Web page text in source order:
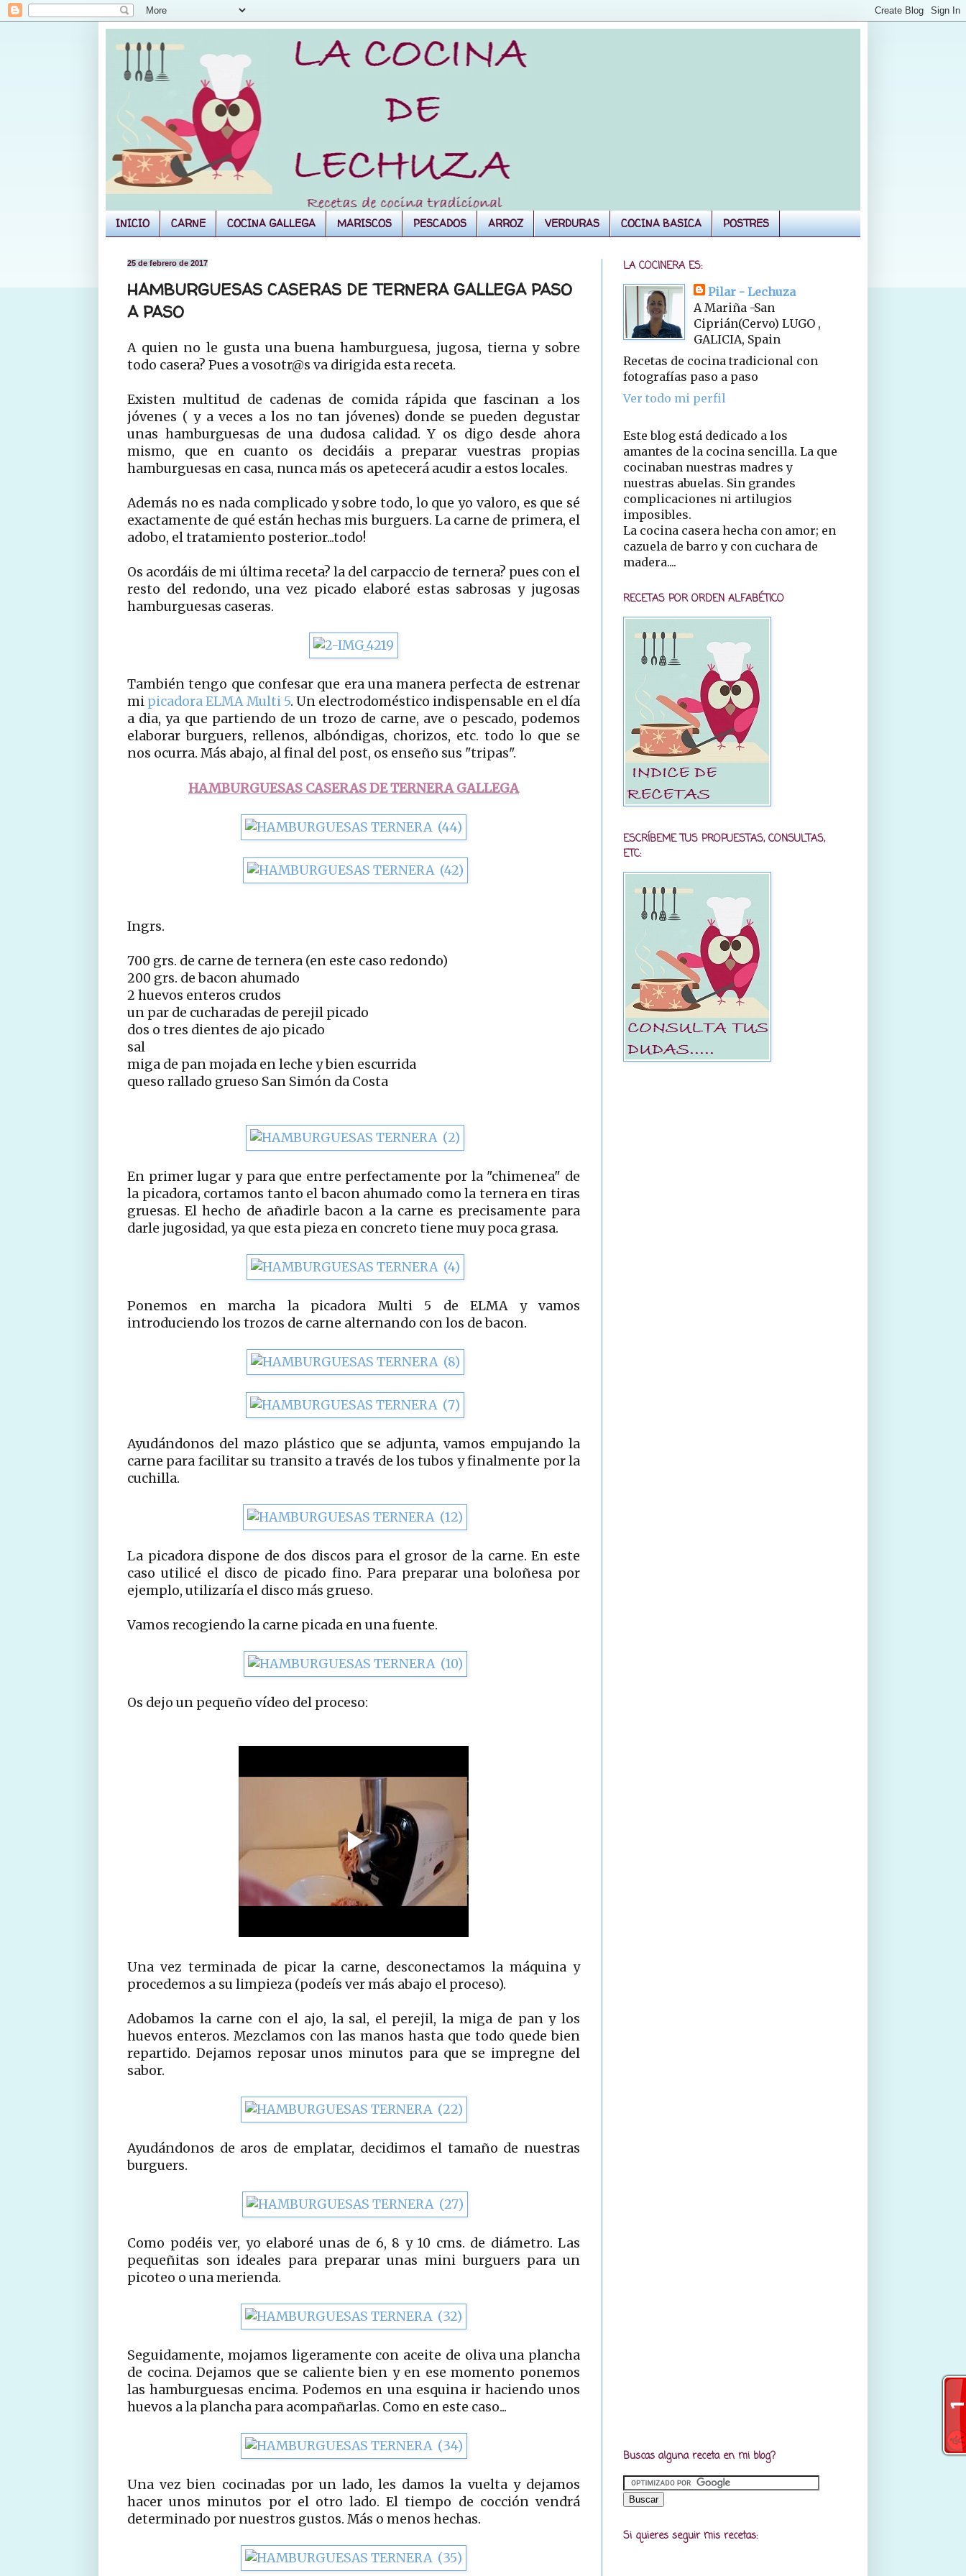
INICIO CARNE COCINA GALLEGA MARISCOS PESCADOS ARROZ VERDURAS COCINA BASICA POSTRES
25 de febrero de 2017
HAMBURGUESAS CASERAS DE TERNERA GALLEGA PASO
A PASO
A quien no le gusta una buena hamburguesa, jugosa, tierna y sobre
todo casera? Pues a vosotr@s va dirigida esta receta.
Existen multitud de cadenas de comida rápida que fascinan a los
jóvenes ( y a veces a los no tan jóvenes) donde se pueden degustar
unas hamburguesas de una dudosa calidad. Y os digo desde ahora
mismo, que en cuanto os decidáis a preparar vuestras propias
hamburguesas en casa, nunca más os apetecerá acudir a estos locales.
Además no es nada complicado y sobre todo, lo que yo valoro, es que sé
exactamente de qué están hechas mis burguers. La carne de primera, el
adobo, el tratamiento posterior...todo!
Os acordáis de mi última receta? la del carpaccio de ternera? pues con el
resto del redondo, una vez picado elaboré estas sabrosas y jugosas
hamburguesas caseras.
También tengo que confesar que era una manera perfecta de estrenar
mi picadora ELMA Multi 5. Un electrodoméstico indispensable en el día
a dia, ya que partiendo de un trozo de carne, ave o pescado, podemos
elaborar burguers, rellenos, albóndigas, chorizos, etc. todo lo que se
nos ocurra. Más abajo, al final del post, os enseño sus "tripas".
HAMBURGUESAS CASERAS DE TERNERA GALLEGA
Ingrs.
700 grs. de carne de ternera (en este caso redondo)
200 grs. de bacon ahumado
2 huevos enteros crudos
un par de cucharadas de perejil picado
dos o tres dientes de ajo picado
sal
miga de pan mojada en leche y bien escurrida
queso rallado grueso San Simón da Costa
En primer lugar y para que entre perfectamente por la "chimenea" de
la picadora, cortamos tanto el bacon ahumado como la ternera en tiras
gruesas. El hecho de añadirle bacon a la carne es precisamente para
darle jugosidad, ya que esta pieza en concreto tiene muy poca grasa.
Ponemos en marcha la picadora Multi 5 de ELMA y vamos
introduciendo los trozos de carne alternando con los de bacon.
Ayudándonos del mazo plástico que se adjunta, vamos empujando la
carne para facilitar su transito a través de los tubos y finalmente por la
cuchilla.
La picadora dispone de dos discos para el grosor de la carne. En este
caso utilicé el disco de picado fino. Para preparar una boloñesa por
ejemplo, utilizaría el disco más grueso.
Vamos recogiendo la carne picada en una fuente.
Os dejo un pequeño vídeo del proceso:
Una vez terminada de picar la carne, desconectamos la máquina y
procedemos a su limpieza (podeís ver más abajo el proceso).
Adobamos la carne con el ajo, la sal, el perejil, la miga de pan y los
huevos enteros. Mezclamos con las manos hasta que todo quede bien
repartido. Dejamos reposar unos minutos para que se impregne del
sabor.
Ayudándonos de aros de emplatar, decidimos el tamaño de nuestras
burguers.
Como podéis ver, yo elaboré unas de 6, 8 y 10 cms. de diámetro. Las
pequeñitas son ideales para preparar unas mini burguers para un
picoteo o una merienda.
Seguidamente, mojamos ligeramente con aceite de oliva una plancha
de cocina. Dejamos que se caliente bien y en ese momento ponemos
las hamburguesas encima. Podemos en una esquina ir haciendo unos
huevos a la plancha para acompañarlas. Como en este caso...
Una vez bien cocinadas por un lado, les damos la vuelta y dejamos
hacer unos minutos por el otro lado. El tiempo de cocción vendrá
determinado por nuestros gustos. Más o menos hechas.
LA COCINERA ES:
Pilar - Lechuza
A Mariña -San
Ciprián(Cervo) LUGO ,
GALICIA, Spain
Recetas de cocina tradicional con
fotografías paso a paso
Ver todo mi perfil
Este blog está dedicado a los
amantes de la cocina sencilla. La que
cocinaban nuestras madres y
nuestras abuelas. Sin grandes
complicaciones ni artilugios
imposibles.
La cocina casera hecha con amor; en
cazuela de barro y con cuchara de
madera....
RECETAS POR ORDEN ALFABÉTICO
ESCRÍBEME TUS PROPUESTAS, CONSULTAS,
ETC:
Buscas alguna receta en mi blog?
Si quieres seguir mis recetas: